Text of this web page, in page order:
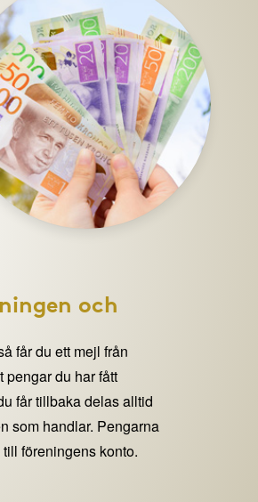
och
får du ett mejl från
pengar du har fått
får tillbaka delas alltid
som handlar. Pengarna
föreningens konto.